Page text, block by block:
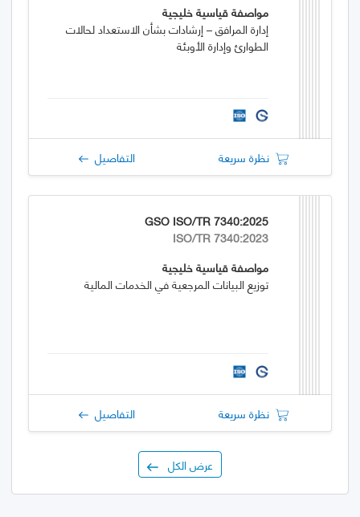
مواصفة قياسية خليجية
إدارة المرافق – إرشادات بشأن الاستعداد لحالات
الطوارئ وإدارة الأوبئة
نظرة سريعة التفاصيل
GSO ISO/TR 7340:2025
ISO/TR 7340:2023
مواصفة قياسية خليجية
توزيع البيانات المرجعية في الخدمات المالية
نظرة سريعة التفاصيل
عرض الكل